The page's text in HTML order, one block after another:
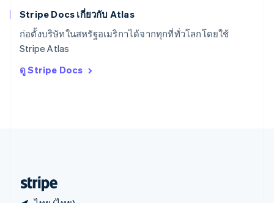
Stripe Docs เกี่ยวกับ Atlas
ก่อตั้งบริษัทในสหรัฐอเมริกาได้จากทุกที่ทั่วโลกโดยใช้
Stripe Atlas
ดู Stripe Docs
ออสเตรเลีย
ออสเตรีย
DeutschEnglish
ItalianoEnglish